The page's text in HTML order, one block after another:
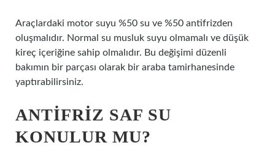
Araçlardaki motor suyu %50 su ve %50 antifrizden
oluşmalıdır. Normal su musluk suyu olmamalı ve düşük
kireç içeriğine sahip olmalıdır. Bu değişimi düzenli
bakımın bir parçası olarak bir araba tamirhanesinde
yaptırabilirsiniz.
ANTIFRIZ SAF SU
KONULUR MU?